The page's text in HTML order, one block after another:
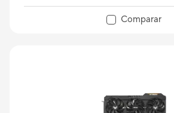
Comparar